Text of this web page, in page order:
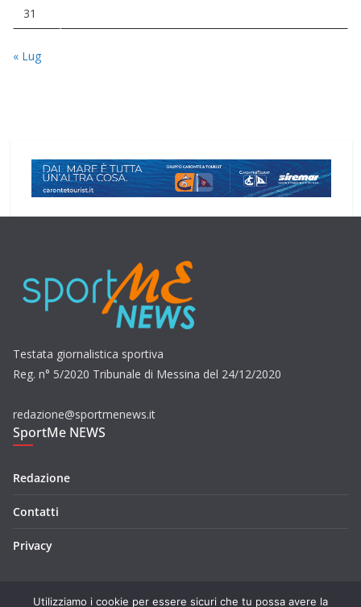
31
« Lug
Testata giornalistica sportiva
Reg. n° 5/2020 Tribunale di Messina del 24/12/2020
redazione@sportmenews.it
SportMe NEWS
Redazione
Contatti
Privacy
Utilizziamo i cookie per essere sicuri che tu possa avere la